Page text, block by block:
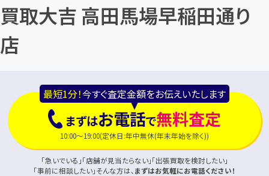
買取大吉 高田馬場早稲田通り
店
最短1分！今すぐ査定金額をお伝えいたします
まずはお電話で無料査定
10:00〜19:00(定休日:年中無休(年末年始を除く))
「急いでいる」「店舗が見当たらない」「出張買取を検討したい」
「事前に相談したい」そんな方は、まずはお気軽にお電話ください！